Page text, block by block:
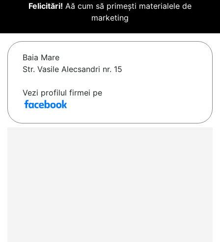
Felicitări! Aă cum să primești materialele de
marketing
Baia Mare
Str. Vasile Alecsandri nr. 15
Vezi profilul firmei pe